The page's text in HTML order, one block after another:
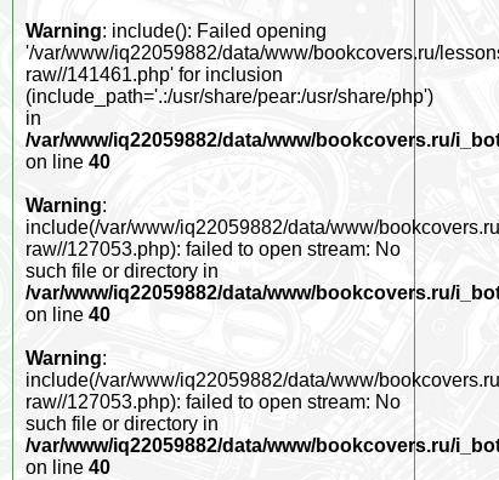
Warning: include(): Failed opening
'/var/www/iq22059882/data/www/bookcovers.ru/
raw//141461.php' for inclusion
(include_path='.:/usr/share/pear:/usr/share/php')
in
/var/www/iq22059882/data/www/bookcovers.ru/
on line 40
Warning:
include(/var/www/iq22059882/data/www/
raw//127053.php): failed to open stream: No
such file or directory in
/var/www/iq22059882/data/www/bookcovers.ru/
on line 40
Warning:
include(/var/www/iq22059882/data/www/
raw//127053.php): failed to open stream: No
such file or directory in
/var/www/iq22059882/data/www/bookcovers.ru/
on line 40